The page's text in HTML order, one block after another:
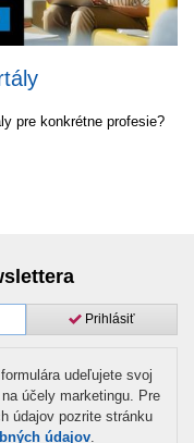
pre konkrétne profesie?
Prihlásiť
udeľujete svoj
účely marketingu. Pre
údajov pozrite stránku
údajov.